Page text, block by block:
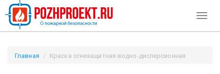
Главная
Краска огнезащитная водно-дисперсионная